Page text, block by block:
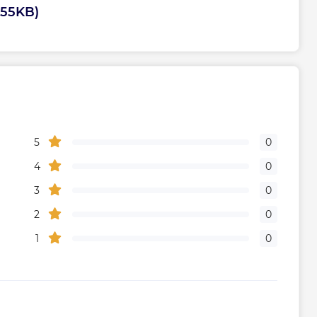
Цилиндрический
Габариты, размеры, вес
5
0
4
0
3
0
2
0
1
0